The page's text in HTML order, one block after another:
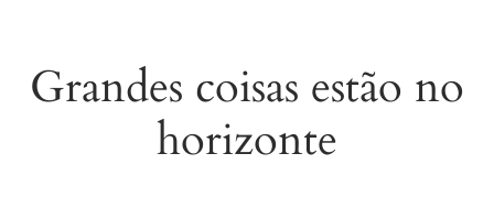
Grandes coisas estão no
horizonte